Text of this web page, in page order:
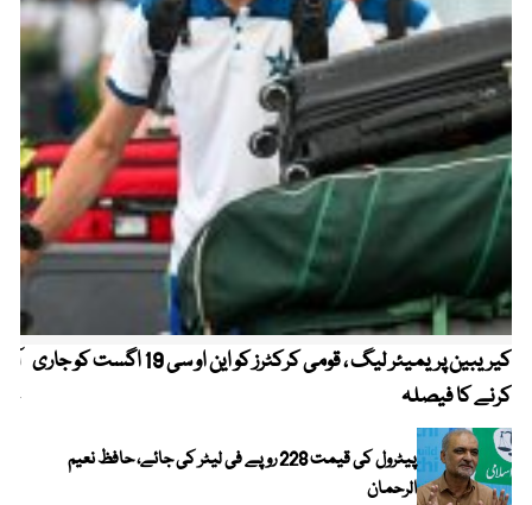
کیریبین پریمیئر لیگ ، قومی کرکٹرز کو این او سی 19 اگست کو جاری
کرنے کا فیصلہ
پیٹرول کی قیمت 228 روپے فی لیٹر کی جائے، حافظ نعیم
الرحمان